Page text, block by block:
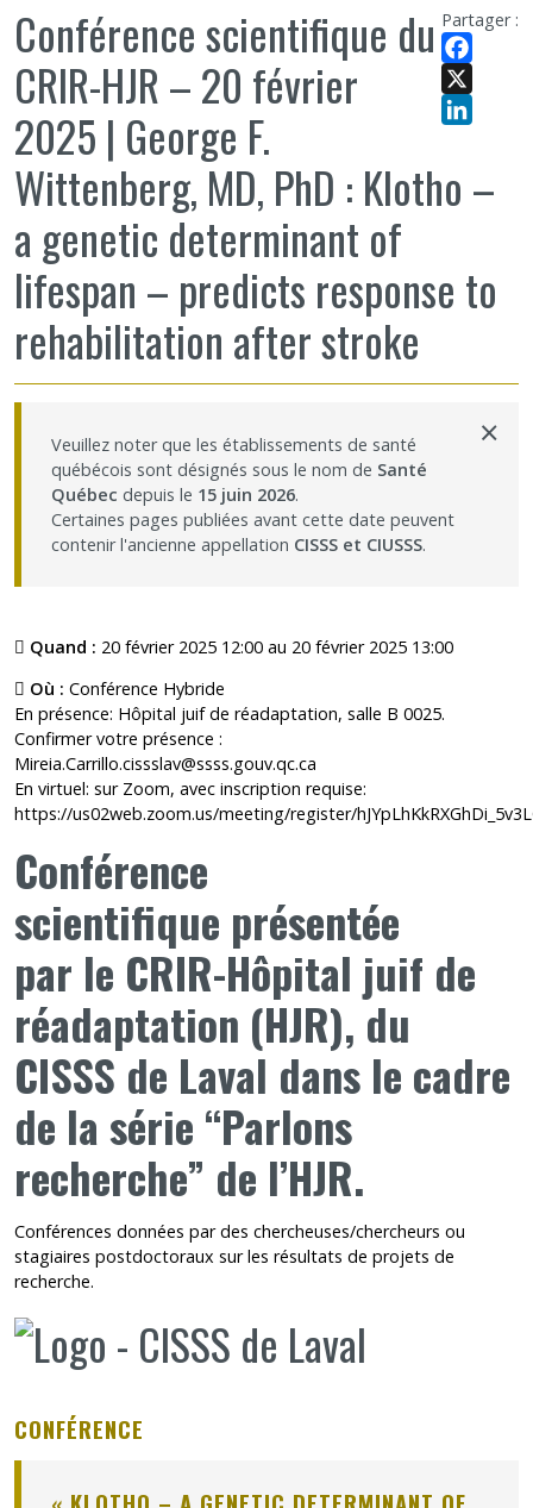
Partager :
Facebook
X
Conférence scientifique du
CRIR-HJR – 20 février
2025 | George F.
Wittenberg, MD, PhD : Klotho –
a genetic determinant of
lifespan – predicts response to
rehabilitation after stroke
Veuillez noter que les établissements de santé
québécois sont désignés sous le nom de Santé
Québec depuis le 15 juin 2026.
Certaines pages publiées avant cette date peuvent
contenir l'ancienne appellation CISSS et CIUSSS.
×
Quand : 20 février 2025 12:00 au 20 février 2025 13:00
Où : Conférence Hybride
En présence: Hôpital juif de réadaptation, salle B 0025.
Confirmer votre présence :
Mireia.Carrillo.cissslav@ssss.gouv.qc.ca
En virtuel: sur Zoom, avec inscription requise:
https://us02web.zoom.us/meeting/register/
Conférence
scientifique présentée
par le CRIR-Hôpital juif de
réadaptation (HJR), du
CISSS de Laval dans le cadre
de la série “Parlons
recherche” de l’HJR.
Conférences données par des chercheuses/chercheurs ou
stagiaires postdoctoraux sur les résultats de projets de
recherche.
CONFÉRENCE